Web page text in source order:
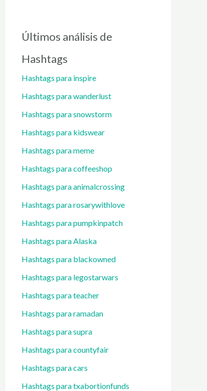
Últimos análisis de
Hashtags
Hashtags para inspire
Hashtags para wanderlust
Hashtags para snowstorm
Hashtags para kidswear
Hashtags para meme
Hashtags para coffeeshop
Hashtags para animalcrossing
Hashtags para rosarywithlove
Hashtags para pumpkinpatch
Hashtags para Alaska
Hashtags para blackowned
Hashtags para legostarwars
Hashtags para teacher
Hashtags para ramadan
Hashtags para supra
Hashtags para countyfair
Hashtags para cars
Hashtags para txabortionfunds